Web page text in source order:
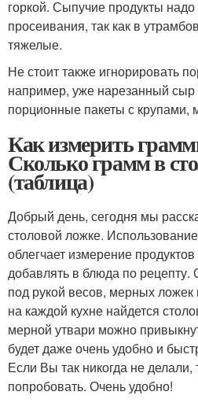
горкой. Сыпучие продукты
просеивания, так как в
тяжелые.
Не стоит также игнорировать
например, уже нарезанный сыр
порционные пакеты с крупами,
Как измерить
Сколько грамм в
(таблица)
Добрый день, сегодня мы
столовой ложке.
облегчает измерение
добавлять в блюда по рецепту.
под рукой весов, мерных
на каждой кухне найдется
мерной утвари можно
будет даже очень удобно и
Если Вы так никогда не
попробовать. Очень удобно!